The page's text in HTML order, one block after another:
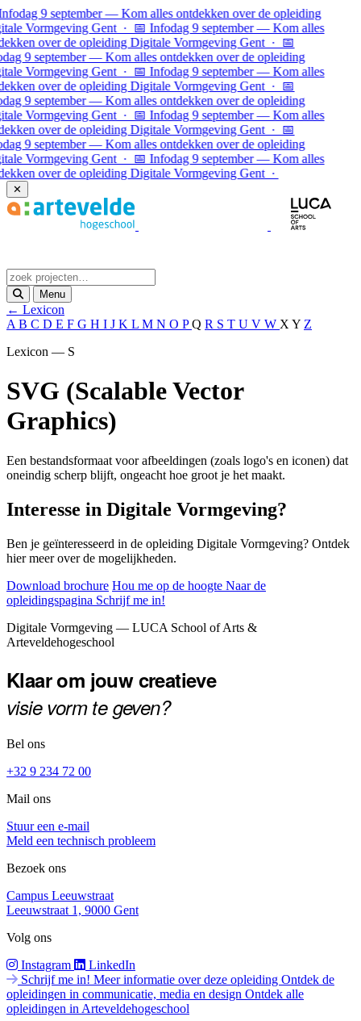
Ga naar inhoud
9 september — Kom alles ontdekken over de opleiding
Vormgeving Gent · 📅 Infodag 9 september — Kom alles
over de opleiding Digitale Vormgeving Gent · 📅
9 september — Kom alles ontdekken over de opleiding
Vormgeving Gent · 📅 Infodag 9 september — Kom alles
over de opleiding Digitale Vormgeving Gent · 📅
9 september — Kom alles ontdekken over de opleiding
Vormgeving Gent · 📅 Infodag 9 september — Kom alles
over de opleiding Digitale Vormgeving Gent · 📅
9 september — Kom alles ontdekken over de opleiding
Vormgeving Gent · 📅 Infodag 9 september — Kom alles
over de opleiding Digitale Vormgeving Gent ·
✕
Menu
← Lexicon
A B C D E F G H I J K L M N O PQ R S T U V W X Y Z
Lexicon — S
SVG (Scalable Vector
Graphics)
Een bestandsformaat voor afbeeldingen (zoals logo's en iconen) dat
oneindig scherp blijft, ongeacht hoe groot je het maakt.
Interesse in Digitale Vormgeving?
Ben je geïnteresseerd in de opleiding Digitale Vormgeving? Ontdek
hier meer over de mogelijkheden.
Download brochure Hou me op de hoogte Naar de
opleidingspagina Schrijf me in!
Footer
Digitale Vormgeving — LUCA School of Arts &
Arteveldehogeschool
Klaar om jouw creatieve
visie vorm te geven?
Bel ons
+32 9 234 72 00
Mail ons
Stuur een e-mail
Meld een technisch probleem
Bezoek ons
Campus Leeuwstraat
Leeuwstraat 1, 9000 Gent
Volg ons
Instagram
LinkedIn
Schrijf me in! Meer informatie over deze opleiding Ontdek de
opleidingen in communicatie, media en design Ontdek alle
opleidingen in Arteveldehogeschool